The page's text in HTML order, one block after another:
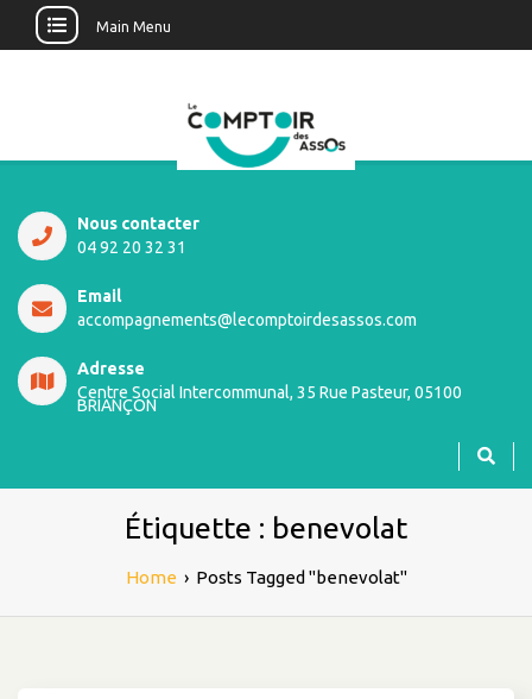
Main Menu
Nous contacter
04 92 20 32 31
Email
accompagnements@lecomptoirdesassos.com
Adresse
Centre Social Intercommunal, 35 Rue Pasteur, 05100
BRIANÇON
Étiquette : benevolat
Home › Posts Tagged "benevolat"